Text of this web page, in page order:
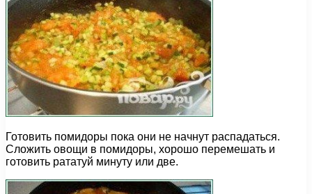
Готовить помидоры пока они не начнут распадаться.
Сложить овощи в помидоры, хорошо перемешать и
готовить рататуй минуту или две.